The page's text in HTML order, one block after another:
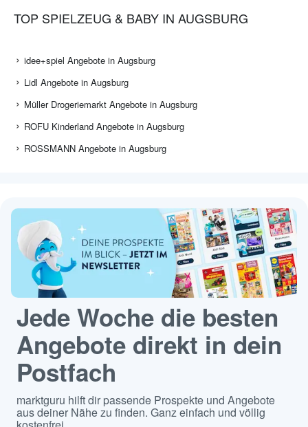
TOP SPIELZEUG & BABY IN AUGSBURG
idee+spiel Angebote in Augsburg
Lidl Angebote in Augsburg
Müller Drogeriemarkt Angebote in Augsburg
ROFU Kinderland Angebote in Augsburg
ROSSMANN Angebote in Augsburg
Jede Woche die besten
Angebote direkt in dein
Postfach
marktguru hilft dir passende Prospekte und Angebote
aus deiner Nähe zu finden. Ganz einfach und völlig